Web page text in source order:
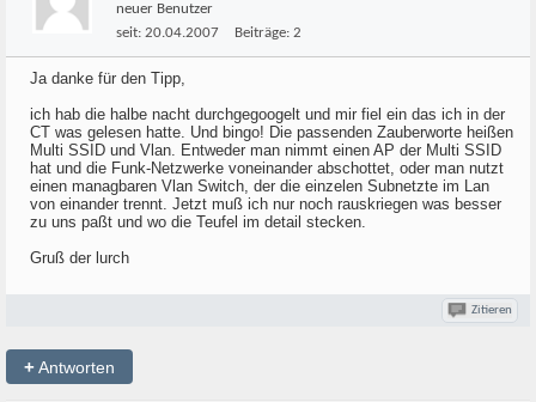
neuer Benutzer
seit: 20.04.2007 Beiträge: 2
Ja danke für den Tipp,
ich hab die halbe nacht durchgegoogelt und mir fiel ein das ich in der
CT was gelesen hatte. Und bingo! Die passenden Zauberworte heißen
Multi SSID und Vlan. Entweder man nimmt einen AP der Multi SSID
hat und die Funk-Netzwerke voneinander abschottet, oder man nutzt
einen managbaren Vlan Switch, der die einzelen Subnetzte im Lan
von einander trennt. Jetzt muß ich nur noch rauskriegen was besser
zu uns paßt und wo die Teufel im detail stecken.
Gruß der lurch
Zitieren
+Antworten